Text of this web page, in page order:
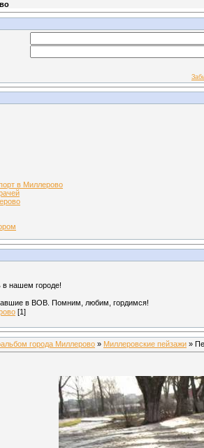
в Миллерово
в нашем городе!
в ВОВ. Помним, любим, гордимся!
[1]
города Миллерово » Миллеровские пейзажи »